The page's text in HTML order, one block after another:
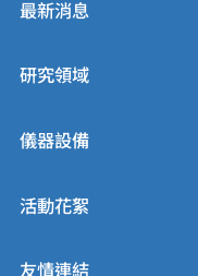
最新消息
研究領域
儀器設備
活動花絮
友情連結